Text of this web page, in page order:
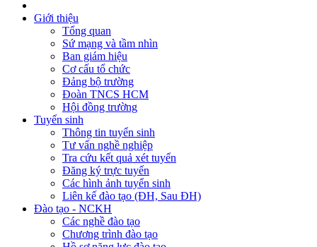
Giới thiệu
Tổng quan
Sứ mạng và tầm nhìn
Ban giám hiệu
Cơ cấu tổ chức
Đảng bộ trường
Đoàn TNCS HCM
Hội đồng trường
Tuyển sinh
Thông tin tuyển sinh
Tư vấn nghề nghiệp
Tra cứu kết quả xét tuyển
Đăng ký trực tuyến
Các hình ảnh tuyển sinh
Liên kế đào tạo (ĐH, Sau ĐH)
Đào tạo - NCKH
Các nghề đào tạo
Chương trình đào tạo